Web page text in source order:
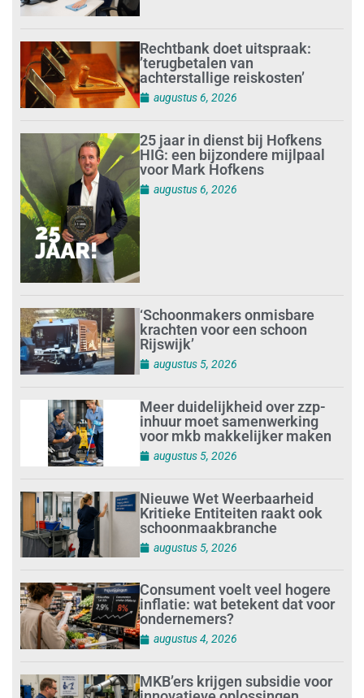
Rechtbank doet uitspraak:
’terugbetalen van
achterstallige reiskosten’
augustus 6, 2026
25 jaar in dienst bij Hofkens
HIG: een bijzondere mijlpaal
voor Mark Hofkens
augustus 6, 2026
‘Schoonmakers onmisbare
krachten voor een schoon
Rijswijk’
augustus 5, 2026
Meer duidelijkheid over zzp-
inhuur moet samenwerking
voor mkb makkelijker maken
augustus 5, 2026
Nieuwe Wet Weerbaarheid
Kritieke Entiteiten raakt ook
schoonmaakbranche
augustus 5, 2026
Consument voelt veel hogere
inflatie: wat betekent dat voor
ondernemers?
augustus 4, 2026
MKB’ers krijgen subsidie voor